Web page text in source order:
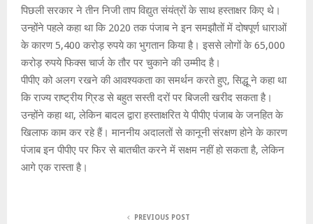
पिछली सरकार ने तीन निजी ताप विद्युत संयंत्रों के साथ हस्ताक्षर किए थे।
उन्होंने पहले कहा था कि 2020 तक पंजाब ने इन समझौतों में दोषपूर्ण धाराओं
के कारण 5,400 करोड़ रुपये का भुगतान किया है। इससे लोगों के 65,000
करोड़ रुपये फिक्स चार्ज के तौर पर चुकाने की उम्मीद है।
पीपीए को अलग रखने की आवश्यकता का समर्थन करते हुए, सिद्धू ने कहा था
कि राज्य राष्ट्रीय ग्रिड से बहुत सस्ती दरों पर बिजली खरीद सकता है।
उन्होंने कहा था, लेकिन बादल द्वारा हस्ताक्षरित ये पीपीए पंजाब के जनहित के
खिलाफ काम कर रहे हैं। माननीय अदालतों से कानूनी संरक्षण होने के कारण
पंजाब इन पीपीए पर फिर से बातचीत करने में सक्षम नहीं हो सकता है, लेकिन
आगे एक रास्ता है।
PREVIOUS POST